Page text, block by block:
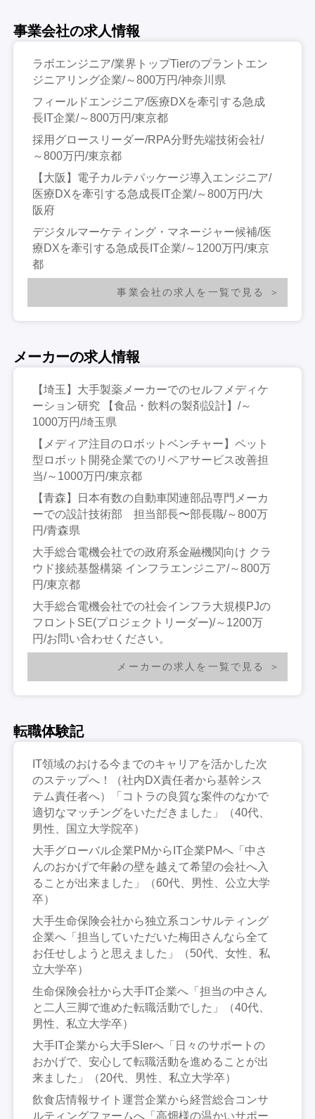
事業会社の求人情報
ラボエンジニア/業界トップTierのプラントエン
ジニアリング企業/～800万円/神奈川県
フィールドエンジニア/医療DXを牽引する急成
長IT企業/～800万円/東京都
採用グロースリーダー/RPA分野先端技術会社/
～800万円/東京都
【大阪】電子カルテパッケージ導入エンジニア/
医療DXを牽引する急成長IT企業/～800万円/大
阪府
デジタルマーケティング・マネージャー候補/医
療DXを牽引する急成長IT企業/～1200万円/東京
都
事業会社の求人を一覧で見る
メーカーの求人情報
【埼玉】大手製薬メーカーでのセルフメディケ
ーション研究 【食品・飲料の製剤設計】/～
1000万円/埼玉県
【メディア注目のロボットベンチャー】ペット
型ロボット開発企業でのリペアサービス改善担
当/～1000万円/東京都
【青森】日本有数の自動車関連部品専門メーカ
ーでの設計技術部 担当部長〜部長職/～800万
円/青森県
大手総合電機会社での政府系金融機関向け クラ
ウド接続基盤構築 インフラエンジニア/～800万
円/東京都
大手総合電機会社での社会インフラ大規模PJの
フロントSE(プロジェクトリーダー)/～1200万
円/お問い合わせください。
メーカーの求人を一覧で見る
転職体験記
IT領域のおける今までのキャリアを活かした次
のステップへ！（社内DX責任者から基幹シス
テム責任者へ）「コトラの良質な案件のなかで
適切なマッチングをいただきました」（40代、
男性、国立大学院卒）
大手グローバル企業PMからIT企業PMへ「中さ
んのおかげで年齢の壁を越えて希望の会社へ入
ることが出来ました」（60代、男性、公立大学
卒）
大手生命保険会社から独立系コンサルティング
企業へ「担当していただいた梅田さんなら全て
お任せしようと思えました」（50代、女性、私
立大学卒）
生命保険会社から大手IT企業へ「担当の中さん
と二人三脚で進めた転職活動でした」（40代、
男性、私立大学卒）
大手IT企業から大手SIerへ「日々のサポートの
おかげで、安心して転職活動を進めることが出
来ました」（20代、男性、私立大学卒）
飲食店情報サイト運営企業から経営総合コンサ
ルティングファームへ「高畑様の温かいサポー